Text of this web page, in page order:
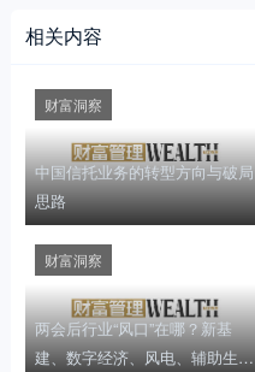
相关内容
中国信托业务的转型方向与破局
思路
财富洞察
两会后行业“风口”在哪？新基
建、数字经济、风电、辅助生
财富洞察